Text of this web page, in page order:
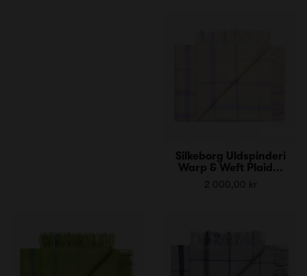
Silkeborg Uldspinderi
Warp & Weft Plaid...
2 000,00 kr